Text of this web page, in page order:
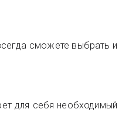
сможете выбрать и
для себя необходимый